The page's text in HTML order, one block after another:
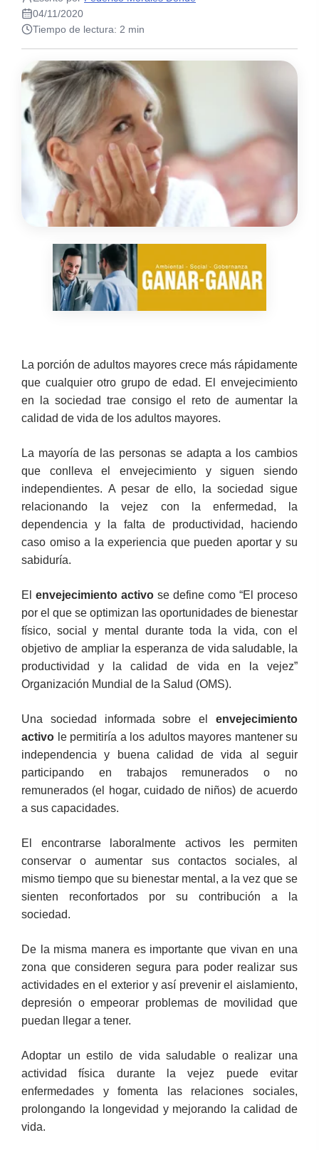
04/11/2020
Tiempo de lectura: 2 min
La porción de adultos mayores crece más rápidamente
que cualquier otro grupo de edad. El envejecimiento
en la sociedad trae consigo el reto de aumentar la
calidad de vida de los adultos mayores.
La mayoría de las personas se adapta a los cambios
que conlleva el envejecimiento y siguen siendo
independientes. A pesar de ello, la sociedad sigue
relacionando la vejez con la enfermedad, la
dependencia y la falta de productividad, haciendo
caso omiso a la experiencia que pueden aportar y su
sabiduría.
El envejecimiento activo se define como “El proceso
por el que se optimizan las oportunidades de bienestar
físico, social y mental durante toda la vida, con el
objetivo de ampliar la esperanza de vida saludable, la
productividad y la calidad de vida en la vejez”
Organización Mundial de la Salud (OMS).
Una sociedad informada sobre el envejecimiento
activo le permitiría a los adultos mayores mantener su
independencia y buena calidad de vida al seguir
participando en trabajos remunerados o no
remunerados (el hogar, cuidado de niños) de acuerdo
a sus capacidades.
El encontrarse laboralmente activos les permiten
conservar o aumentar sus contactos sociales, al
mismo tiempo que su bienestar mental, a la vez que se
sienten reconfortados por su contribución a la
sociedad.
De la misma manera es importante que vivan en una
zona que consideren segura para poder realizar sus
actividades en el exterior y así prevenir el aislamiento,
depresión o empeorar problemas de movilidad que
puedan llegar a tener.
Adoptar un estilo de vida saludable o realizar una
actividad física durante la vejez puede evitar
enfermedades y fomenta las relaciones sociales,
prolongando la longevidad y mejorando la calidad de
vida.